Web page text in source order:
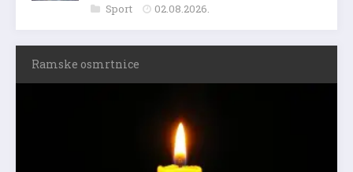
Sport 02.08.2026.
Ramske osmrtnice